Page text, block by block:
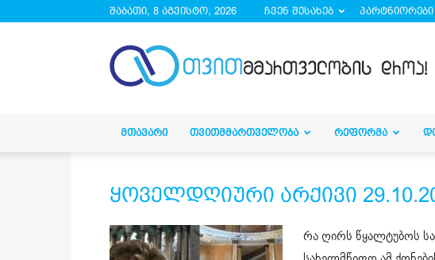
შაბათი, 8 აგვისტო, 2026 ჩვენ შესახებ პარტნიორები
ᲛᲗᲐᲕᲐᲠᲘ ᲗᲕᲘᲗᲛᲛᲐᲠᲗᲕᲔᲚᲝᲑᲐ ᲠᲔᲤᲝᲠᲛᲐ
ყოველდღიური არქივი
რა ღირს წყალტუბოს